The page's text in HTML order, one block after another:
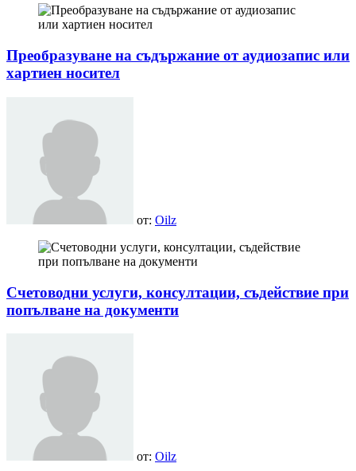
Преобразуване на съдържание от аудиозапис или
хартиен носител
от: Oilz
Счетоводни услуги, консултации, съдействие при
попълване на документи
от: Oilz